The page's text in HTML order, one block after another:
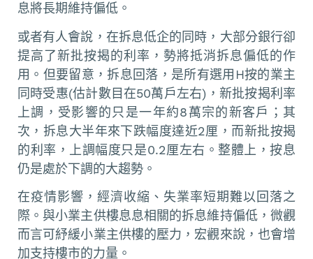
息將長期維持偏低。
或者有人會說，在拆息低企的同時，大部分銀行卻
提高了新批按揭的利率，勢將抵消拆息偏低的作
用。但要留意，拆息回落，是所有選用H按的業主
同時受惠(估計數目在50萬戶左右)，新批按揭利率
上調，受影響的只是一年約8萬宗的新客戶；其
次，拆息大半年來下跌幅度達近2厘，而新批按揭
的利率，上調幅度只是0.2厘左右。整體上，按息
仍是處於下調的大趨勢。
在疫情影響，經濟收縮、失業率短期難以回落之
際。與小業主供樓息息相關的拆息維持偏低，微觀
而言可紓緩小業主供樓的壓力，宏觀來說，也會增
加支持樓市的力量。